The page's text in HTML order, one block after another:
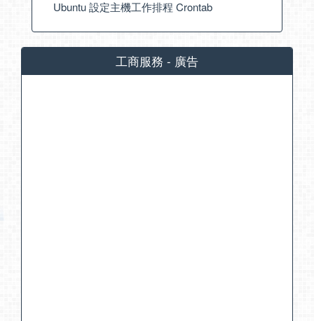
Ubuntu 設定主機工作排程 Crontab
工商服務 - 廣告